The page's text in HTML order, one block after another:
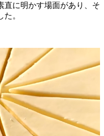
直に明かす場面があり、そ
。